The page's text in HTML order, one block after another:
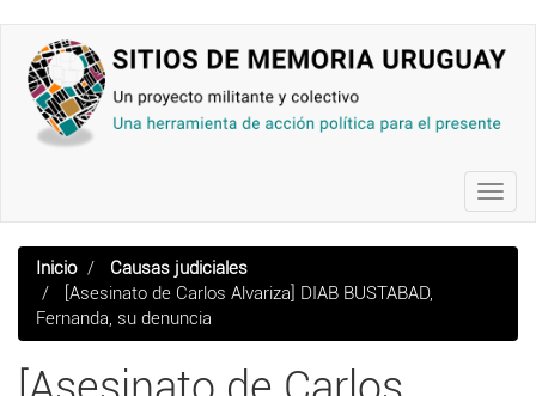
contenido
principal
Inicio
Causas judiciales
[Asesinato de Carlos Alvariza] DIAB BUSTABAD,
Fernanda, su denuncia